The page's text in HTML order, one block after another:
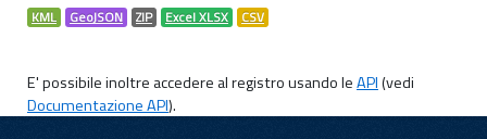
KML GeoJSON ZIP Excel XLSX CSV
E' possibile inoltre accedere al registro usando leAPI(vedi
Documentazione API).